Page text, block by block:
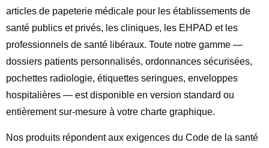
articles de papeterie médicale pour les établissements de
santé publics et privés, les cliniques, les EHPAD et les
professionnels de santé libéraux. Toute notre gamme —
dossiers patients personnalisés, ordonnances sécurisées,
pochettes radiologie, étiquettes seringues, enveloppes
hospitalières — est disponible en version standard ou
entièrement sur-mesure à votre charte graphique.
Nos produits répondent aux exigences du Code de la santé